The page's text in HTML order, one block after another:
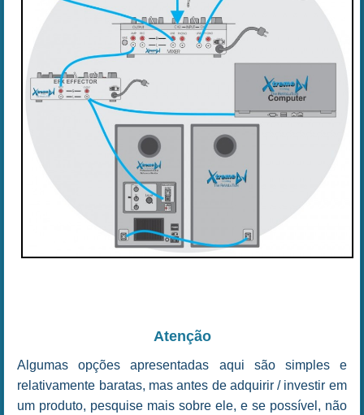
Atenção
Algumas opções apresentadas aqui são simples e
relativamente baratas, mas antes de adquirir / investir em
um produto, pesquise mais sobre ele, e se possível, não